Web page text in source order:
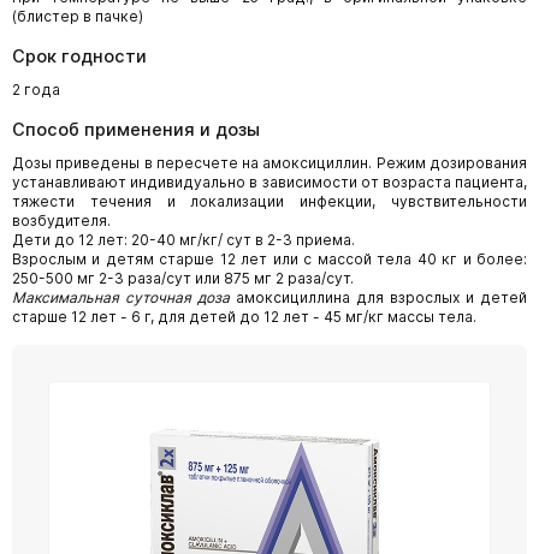
(блистер в пачке)
Срок годности
2 года
Способ применения и дозы
Дозы приведены в пересчете на амоксициллин. Режим дозирования
устанавливают индивидуально в зависимости от возраста пациента,
тяжести течения и локализации инфекции, чувствительности
возбудителя.
Дети до 12 лет: 20-40 мг/кг/ сут в 2-3 приема.
Взрослым и детям старше 12 лет или с массой тела 40 кг и более:
250-500 мг 2-3 раза/сут или 875 мг 2 раза/сут.
Максимальная суточная доза амоксициллина для взрослых и детей
старше 12 лет - 6 г, для детей до 12 лет - 45 мг/кг массы тела.